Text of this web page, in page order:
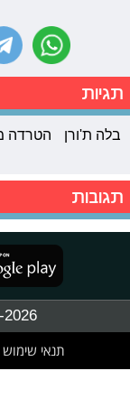
תגיות
בלה ת'ורן הטרדה
תגובות
2011-2026 ©
תנאי שימוש